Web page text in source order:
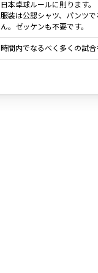
日本卓球ルールに則ります。
服装は公認シャツ、パンツ
ん。ゼッケンも不要です。
時間内でなるべく多くの試合